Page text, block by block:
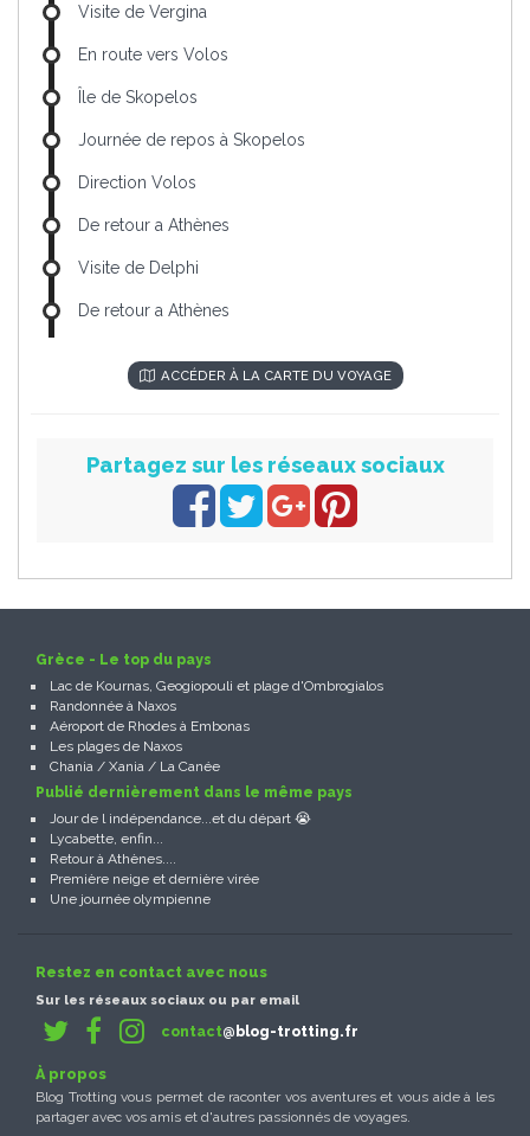
Visite de Vergina
En route vers Volos
Île de Skopelos
Journée de repos à Skopelos
Direction Volos
De retour a Athènes
Visite de Delphi
De retour a Athènes
ACCÉDER À LA CARTE DU VOYAGE
Partagez sur les réseaux sociaux
Grèce - Le top du pays
Lac de Kournas, Geogiopouli et plage d'Ombrogialos
Randonnée à Naxos
Aéroport de Rhodes à Embonas
Les plages de Naxos
Chania / Xania / La Canée
Publié dernièrement dans le même pays
Jour de l indépendance...et du départ 😭
Lycabette, enfin...
Retour à Athènes....
Première neige et dernière virée
Une journée olympienne
Restez en contact avec nous
Sur les réseaux sociaux ou par email
contact@blog-trotting.fr
À propos
Blog Trotting vous permet de raconter vos aventures et vous aide à les
partager avec vos amis et d'autres passionnés de voyages.